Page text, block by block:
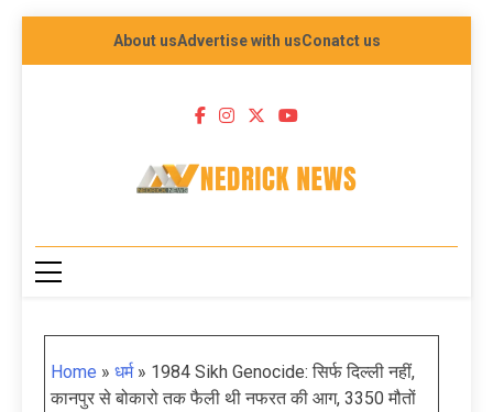
About usAdvertise with usConatct us
NEDRICK NEWS
Home » धर्म» 1984 Sikh Genocide: सिर्फ दिल्ली नहीं,
कानपुर से बोकारो तक फैली थी नफरत की आग, 3350 मौतों